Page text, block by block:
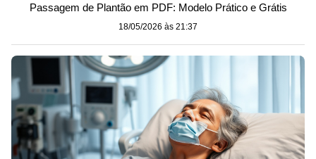
Passagem de Plantão em PDF: Modelo Prático e Grátis
18/05/2026 às 21:37